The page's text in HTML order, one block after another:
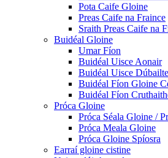
Pota Caife Gloine
Preas Caife na Fraince
Sraith Preas Caife na
Buidéal Gloine
Umar Fíon
Buidéal Uisce Aonair
Buidéal Uisce Dúbailte
Buidéal Fíon Gloine
Buidéal Fíon
Próca Gloine
Próca Séala Gloine /
Próca Meala Gloine
Próca Gloine Spíosra
Earraí gloine cistine